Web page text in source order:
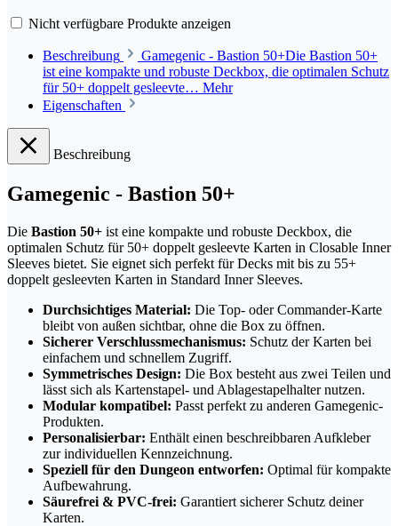
Nicht verfügbare Produkte anzeigen
Beschreibung
Gamegenic - Bastion 50+Die Bastion 50+
ist eine kompakte und robuste Deckbox, die optimalen Schutz
für 50+ doppelt gesleevte… Mehr
Eigenschaften
Beschreibung
Gamegenic - Bastion 50+
Die Bastion 50+ ist eine kompakte und robuste Deckbox, die
optimalen Schutz für 50+ doppelt gesleevte Karten in Closable Inner
Sleeves bietet. Sie eignet sich perfekt für Decks mit bis zu 55+
doppelt gesleevten Karten in Standard Inner Sleeves.
Durchsichtiges Material: Die Top- oder Commander-Karte
bleibt von außen sichtbar, ohne die Box zu öffnen.
Sicherer Verschlussmechanismus: Schutz der Karten bei
einfachem und schnellem Zugriff.
Symmetrisches Design: Die Box besteht aus zwei Teilen und
lässt sich als Kartenstapel- und Ablagestapelhalter nutzen.
Modular kompatibel: Passt perfekt zu anderen Gamegenic-
Produkten.
Personalisierbar: Enthält einen beschreibbaren Aufkleber
zur individuellen Kennzeichnung.
Speziell für den Dungeon entworfen: Optimal für kompakte
Aufbewahrung.
Säurefrei & PVC-frei: Garantiert sicherer Schutz deiner
Karten.